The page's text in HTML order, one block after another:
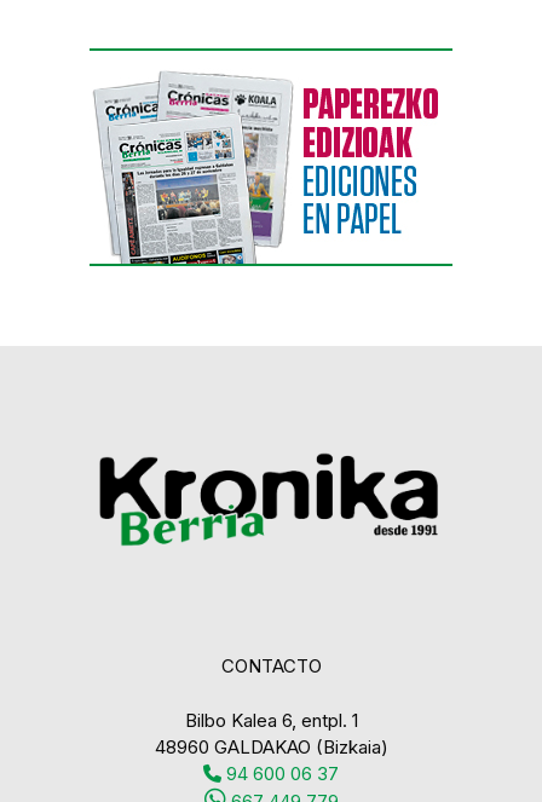
CONTACTO
Bilbo Kalea 6, entpl. 1
48960 GALDAKAO (Bizkaia)
94 600 06 37